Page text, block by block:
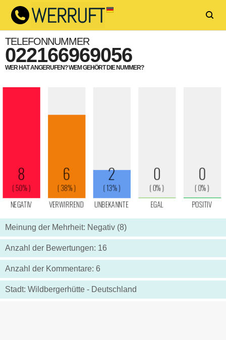
TELEFONNUMMER
022166969056
WER HAT ANGERUFEN? WEM GEHÖRT DIE NUMMER?
Meinung der Mehrheit: Negativ (8)
Anzahl der Bewertungen: 16
Anzahl der Kommentare: 6
Stadt: Wildbergerhütte - Deutschland